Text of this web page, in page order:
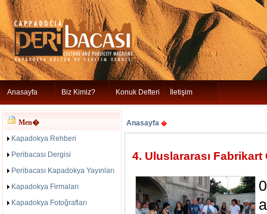
Anasayfa Biz Kimiz? Konuk Defteri İletişim
Men�
Kapadokya Rehberi
Peribacası Dergisi
Peribacası Kapadokya Yayınları
Kapadokya Firmaları
Kapadokya Fotoğrafları
Anasayfa �
4. Uluslararası